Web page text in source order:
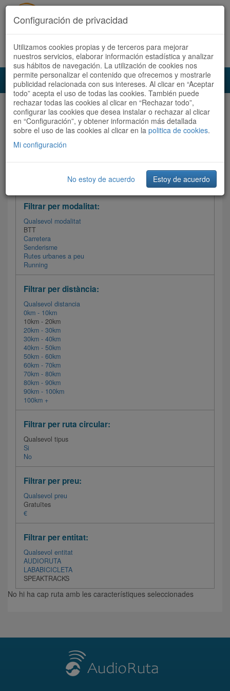
Accedeix Registra't ara Español Català
Audioruta Totes les rutes
Totes les rutes Ordenar per: Més recents / Dificultat
Filtrar les rutes
Filtrar per modalitat:
Qualsevol modalitat
BTT
Carretera
Senderisme
Rutes urbanes a peu
Running
Filtrar per distància:
Qualsevol distancia
0km - 10km
10km - 20km
20km - 30km
30km - 40km
40km - 50km
50km - 60km
60km - 70km
70km - 80km
80km - 90km
90km - 100km
100km +
Filtrar per ruta circular:
Qualsevol tipus
Si
No
Filtrar per preu:
Qualsevol preu
Gratuïtes
€
Filtrar per entitat:
Qualsevol entitat
AUDIORUTA
LABABICICLETA
SPEAKTRACKS
No hi ha cap ruta amb les característiques seleccionades
Configuración de privacidad
Utilizamos cookies propias y de terceros para mejorar
nuestros servicios, elaborar información estadística y analizar
sus hábitos de navegación. La utilización de cookies nos
permite personalizar el contenido que ofrecemos y mostrarle
publicidad relacionada con sus intereses. Al clicar en “Aceptar
todo” acepta el uso de todas las cookies. También puede
rechazar todas las cookies al clicar en “Rechazar todo”,
configurar las cookies que desea instalar o rechazar al clicar
en “Configuración”, y obtener información más detallada
sobre el uso de las cookies al clicar en la politica de cookies.
Mi configuración
No estoy de acuerdo Estoy de acuerdo